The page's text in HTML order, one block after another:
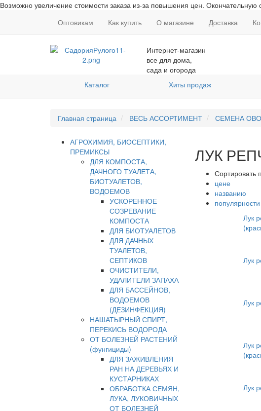
Возможно увеличение стоимости заказа из-за повышения цен. Окончательную
Оптовикам
Как купить О магазине Доставка
Интернет-магазин
все для дома,
сада и огорода
Каталог Хиты продаж
Главная страница ВЕСЬ АССОРТИМЕНТ СЕМЕНА
АГРОХИМИЯ, БИОСЕПТИКИ,
ПРЕМИКСЫ
ДЛЯ КОМПОСТА,
ДАЧНОГО ТУАЛЕТА,
БИОТУАЛЕТОВ,
ВОДОЕМОВ
УСКОРЕННОЕ
СОЗРЕВАНИЕ
КОМПОСТА
ДЛЯ БИОТУАЛЕТОВ
ДЛЯ ДАЧНЫХ
ТУАЛЕТОВ,
СЕПТИКОВ
ОЧИСТИТЕЛИ,
УДАЛИТЕЛИ ЗАПАХА
ДЛЯ БАССЕЙНОВ,
ВОДОЕМОВ
(ДЕЗИНФЕКЦИЯ)
НАШАТЫРНЫЙ СПИРТ,
ПЕРЕКИСЬ ВОДОРОДА
ОТ БОЛЕЗНЕЙ РАСТЕНИЙ
(фунгициды)
ДЛЯ ЗАЖИВЛЕНИЯ
РАН НА ДЕРЕВЬЯХ И
КУСТАРНИКАХ
ОБРАБОТКА СЕМЯН,
ЛУКА, ЛУКОВИЧНЫХ
ОТ БОЛЕЗНЕЙ
ЛУК
Сортировать
цене
названию
популярности
Лук
Лук
Лук
Лук
Лук